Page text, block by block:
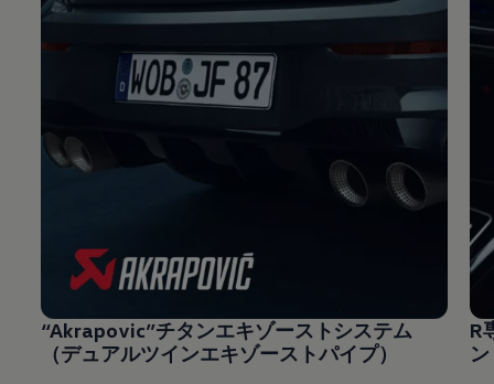
“Akrapovic”チタンエキゾーストシステム
（デュアルツインエキゾーストパイプ）
R